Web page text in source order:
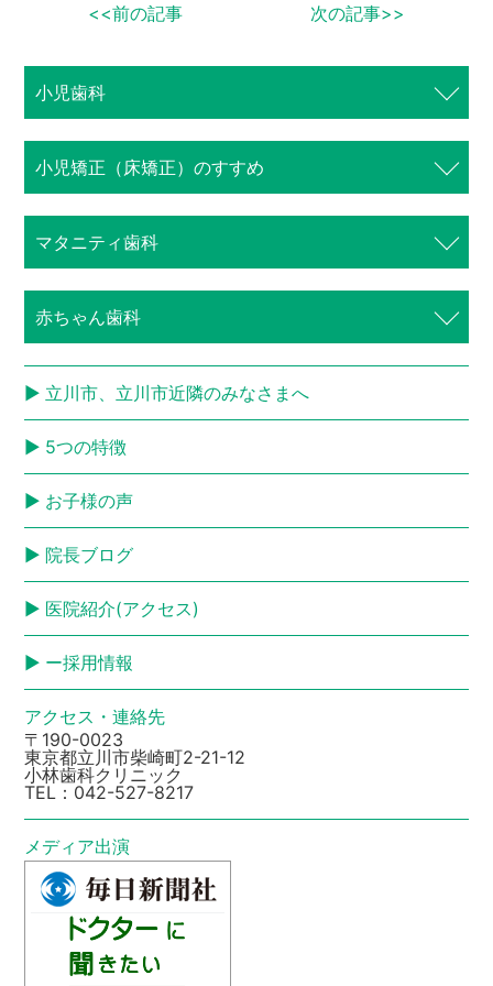
<<前の記事 次の記事>>
小児歯科
⼩児矯正（床矯正）のすすめ
マタニティ歯科
赤ちゃん歯科
立川市、立川市近隣のみなさまへ
5つの特徴
お子様の声
院長ブログ
医院紹介(アクセス)
ー採用情報
アクセス・連絡先
〒190-0023
東京都立川市柴崎町2-21-12
小林歯科クリニック
TEL： 042-527-8217
メディア出演